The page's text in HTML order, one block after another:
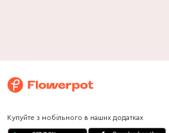
Купуйте з мобільного в наших додатках